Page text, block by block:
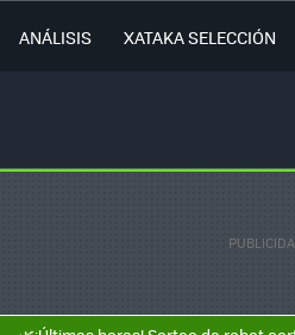
ANÁLISIS XATAKA SELECCIÓN